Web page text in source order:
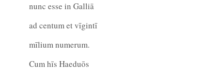
nunc esse in Galliā
ad centum et vīgintī
mīlium numerum.
Cum hīs Haeduōs